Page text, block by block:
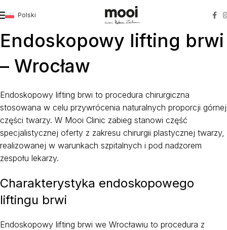
Polski
Strona główna Endoskopowy lifting brwi
Endoskopowy lifting brwi
– Wrocław
Endoskopowy lifting brwi to procedura chirurgiczna
stosowana w celu przywrócenia naturalnych proporcji górnej
części twarzy. W Mooi Clinic zabieg stanowi część
specjalistycznej oferty z zakresu chirurgii plastycznej twarzy,
realizowanej w warunkach szpitalnych i pod nadzorem
zespołu lekarzy.
Charakterystyka endoskopowego
liftingu brwi
Endoskopowy lifting brwi we Wrocławiu to procedura z